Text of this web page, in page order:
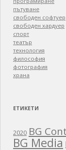
пътуване
свободен софтуер
свободен хардуер
спорт
театър
технология
философия
фотография
храна
ЕТИКЕТИ
2020 BG
BG Media